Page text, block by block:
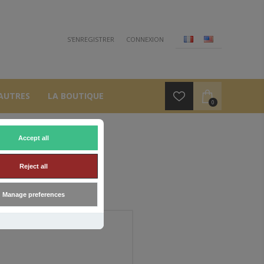
Accept all
Reject all
Manage preferences
S'ENREGISTRER CONNEXION
LA BOUTIQUE
0